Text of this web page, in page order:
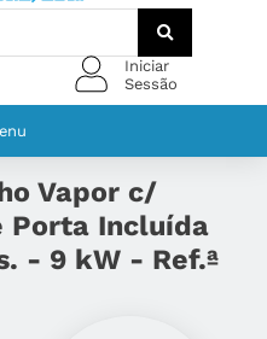
Iniciar
Sessão
Vapor c/
Porta Incluída
- 9 kW - Ref.ª